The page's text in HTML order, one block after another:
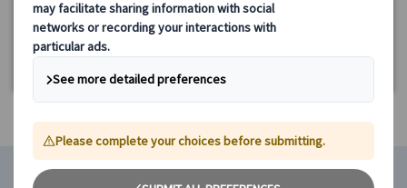
毎日(8/15、12/25、1/1、3/28・29を除く)
約3時間